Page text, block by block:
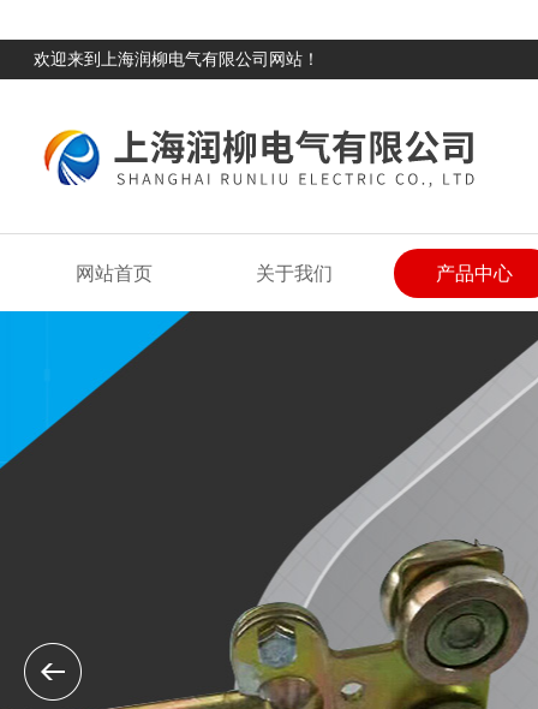
欢迎来到上海润柳电气有限公司网站！
网站首页 关于我们 产品中心